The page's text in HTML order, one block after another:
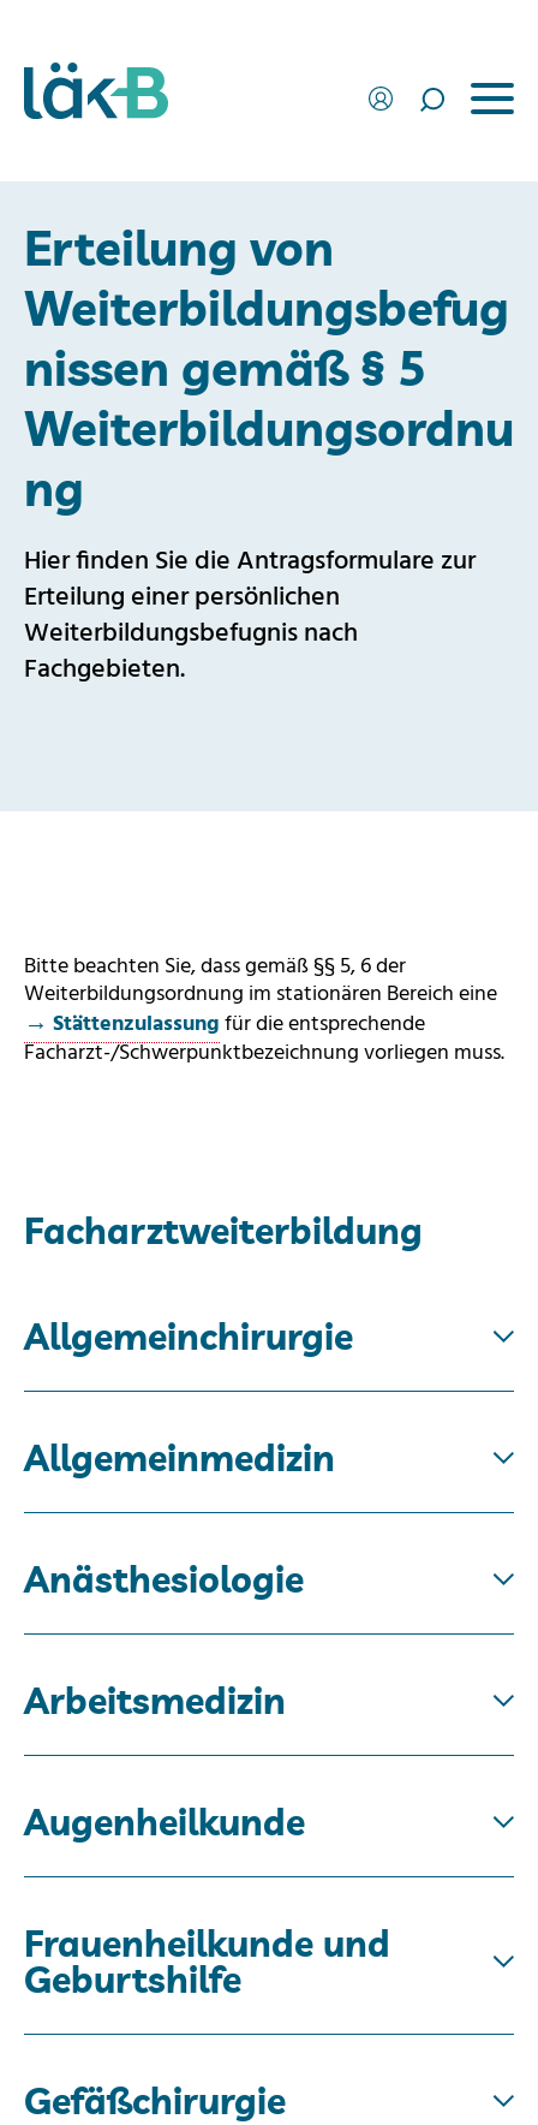
Erteilung von
Weiterbildungsbefug
nissen gemäß § 5
Weiterbildungsordnu
ng
Hier finden Sie die Antragsformulare zur
Erteilung einer persönlichen
Weiterbildungsbefugnis nach
Fachgebieten.
Bitte beachten Sie, dass gemäß §§ 5, 6 der
Weiterbildungsordnung im stationären Bereich eine
Stättenzulassungfür die entsprechende
Facharzt-/Schwerpunktbezeichnung vorliegen muss.
Facharztweiterbildung
Allgemeinchirurgie
Allgemeinmedizin
Anästhesiologie
Arbeitsmedizin
Augenheilkunde
Frauenheilkunde und
Geburtshilfe
Gefäßchirurgie